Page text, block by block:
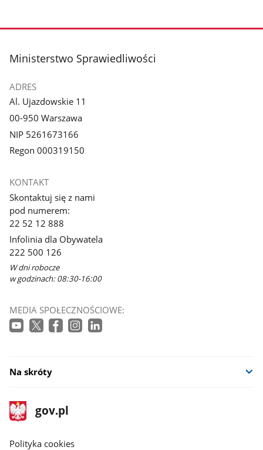
stopka
Ministerstwo Sprawiedliwości
ADRES
Al. Ujazdowskie 11
00-950 Warszawa
NIP 5261673166
Regon 000319150
KONTAKT
Skontaktuj się z nami
pod numerem:
22 52 12 888
Infolinia dla Obywatela
222 500 126
W dni robocze
w godzinach: 08:30-16:00
MEDIA SPOŁECZNOŚCIOWE:
Na skróty
stopka
gov.pl
Strona
gov.pl
gov.pl
Polityka cookies